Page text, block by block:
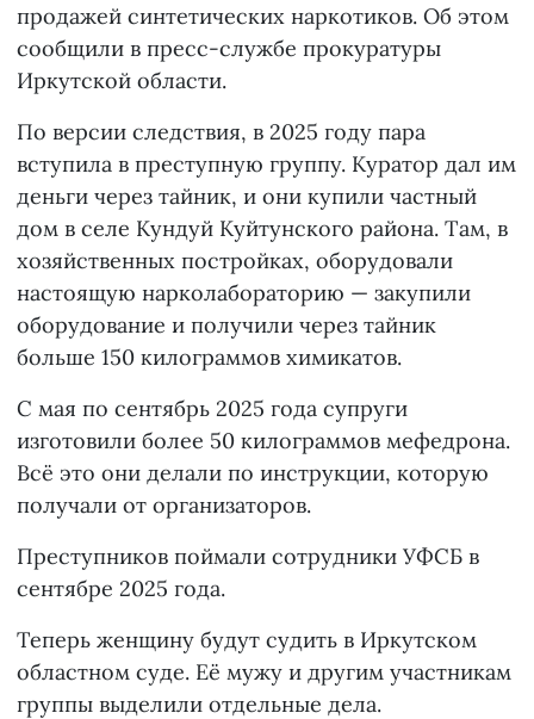
продажей синтетических наркотиков. Об этом
сообщили в пресс-службе прокуратуры
Иркутской области.
По версии следствия, в 2025 году пара
вступила в преступную группу. Куратор дал им
деньги через тайник, и они купили частный
дом в селе Кундуй Куйтунского района. Там, в
хозяйственных постройках, оборудовали
настоящую нарколабораторию — закупили
оборудование и получили через тайник
больше 150 килограммов химикатов.
С мая по сентябрь 2025 года супруги
изготовили более 50 килограммов мефедрона.
Всё это они делали по инструкции, которую
получали от организаторов.
Преступников поймали сотрудники УФСБ в
сентябре 2025 года.
Теперь женщину будут судить в Иркутском
областном суде. Её мужу и другим участникам
группы выделили отдельные дела.